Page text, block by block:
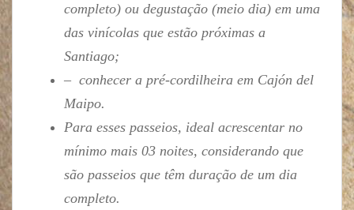
completo) ou degustação (meio dia) em uma
das vinícolas que estão próximas a
Santiago;
– conhecer a pré-cordilheira em Cajón del
Maipo.
Para esses passeios, ideal acrescentar no
mínimo mais 03 noites, considerando que
são passeios que têm duração de um dia
completo.